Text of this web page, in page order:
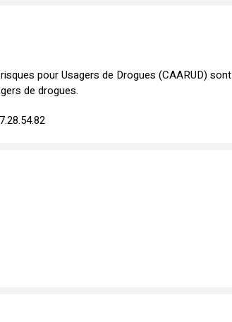
pour Usagers de Drogues (CAARUD) sont
de drogues.